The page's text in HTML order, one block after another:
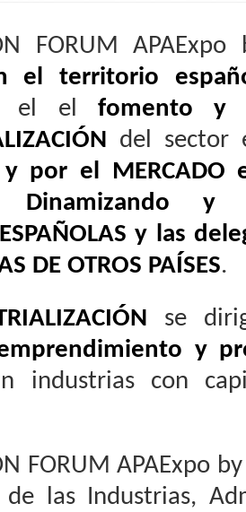
FORUM
el territorio
el el fomento y
del sector
y por el MERCADO
Dinamizando y
y las
DE OTROS PAÍSES.
se
y
industrias con
FORUM APAExpo
de las Industrias,